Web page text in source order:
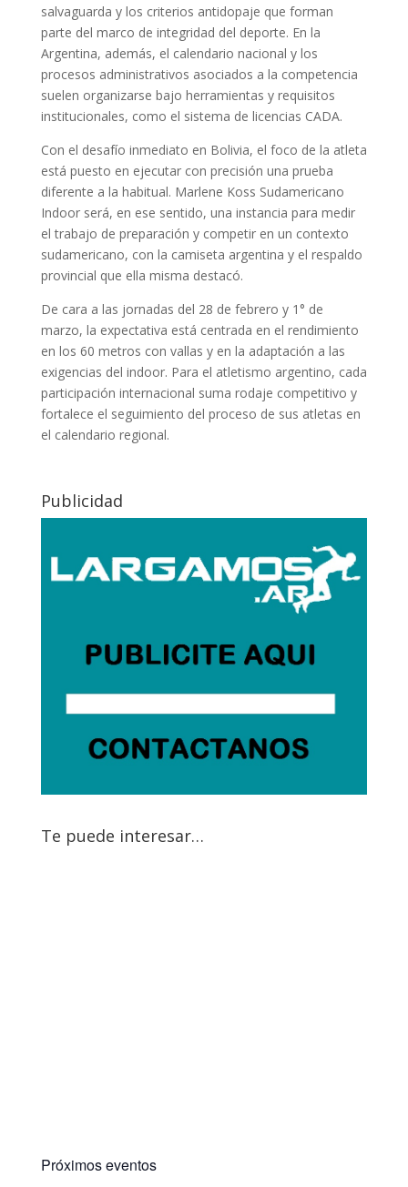
salvaguarda y los criterios antidopaje que forman
parte del marco de integridad del deporte. En la
Argentina, además, el calendario nacional y los
procesos administrativos asociados a la competencia
suelen organizarse bajo herramientas y requisitos
institucionales, como el sistema de licencias CADA.
Con el desafío inmediato en Bolivia, el foco de la atleta
está puesto en ejecutar con precisión una prueba
diferente a la habitual. Marlene Koss Sudamericano
Indoor será, en ese sentido, una instancia para medir
el trabajo de preparación y competir en un contexto
sudamericano, con la camiseta argentina y el respaldo
provincial que ella misma destacó.
De cara a las jornadas del 28 de febrero y 1° de
marzo, la expectativa está centrada en el rendimiento
en los 60 metros con vallas y en la adaptación a las
exigencias del indoor. Para el atletismo argentino, cada
participación internacional suma rodaje competitivo y
fortalece el seguimiento del proceso de sus atletas en
el calendario regional.
Publicidad
Te puede interesar…
Próximos eventos